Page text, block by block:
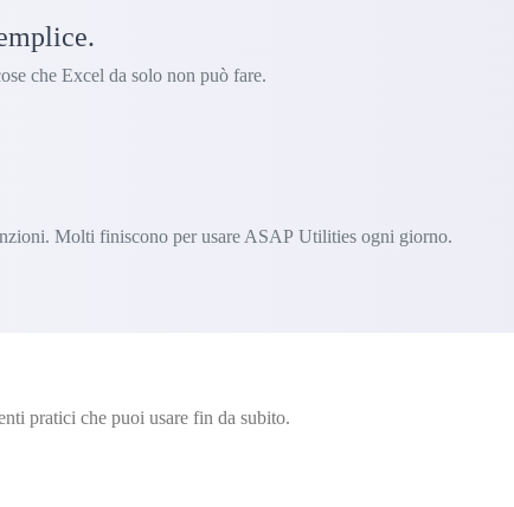
che Excel da solo non può fare.
Molti finiscono per usare ASAP Utilities ogni giorno.
pratici che puoi usare fin da subito.